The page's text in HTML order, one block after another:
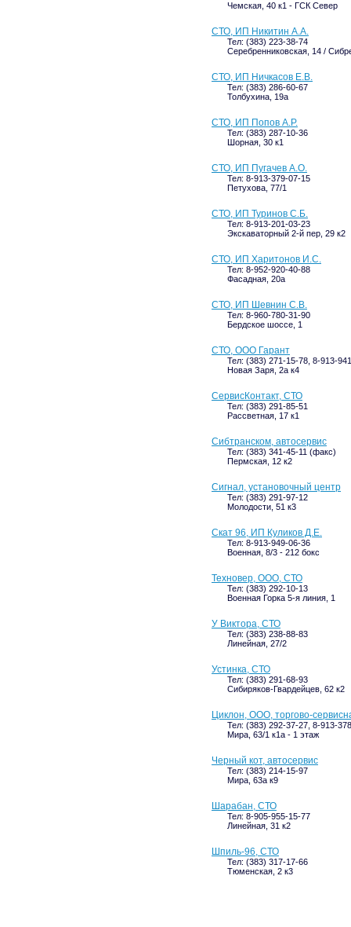
Чемская, 40 к1 - ГСК Север
СТО, ИП Никитин А.А.
Тел: (383) 223-38-74
Серебренниковская, 14 /
СТО, ИП Ничкасов Е.В.
Тел: (383) 286-60-67
Толбухина, 19а
СТО, ИП Попов А.Р.
Тел: (383) 287-10-36
Шорная, 30 к1
СТО, ИП Пугачев А.О.
Тел: 8-913-379-07-15
Петухова, 77/1
СТО, ИП Туринов С.Б.
Тел: 8-913-201-03-23
Экскаваторный 2-й пер, 29 к2
СТО, ИП Харитонов И.С.
Тел: 8-952-920-40-88
Фасадная, 20а
СТО, ИП Шевнин С.В.
Тел: 8-960-780-31-90
Бердское шоссе, 1
СТО, ООО Гарант
Тел: (383) 271-15-78, 8-913-
Новая Заря, 2а к4
СервисКонтакт, СТО
Тел: (383) 291-85-51
Рассветная, 17 к1
Сибтранском, автосервис
Тел: (383) 341-45-11 (факс)
Пермская, 12 к2
Сигнал, установочный центр
Тел: (383) 291-97-12
Молодости, 51 к3
Скат 96, ИП Куликов Д.Е.
Тел: 8-913-949-06-36
Военная, 8/3 - 212 бокс
Техновер, ООО, СТО
Тел: (383) 292-10-13
Военная Горка 5-я линия, 1
У Виктора, СТО
Тел: (383) 238-88-83
Линейная, 27/2
Устинка, СТО
Тел: (383) 291-68-93
Сибиряков-Гвардейцев, 62 к2
Циклон, ООО, торгово-
Тел: (383) 292-37-27, 8-913-
Мира, 63/1 к1а - 1 этаж
Черный кот, автосервис
Тел: (383) 214-15-97
Мира, 63а к9
Шарабан, СТО
Тел: 8-905-955-15-77
Линейная, 31 к2
Шпиль-96, СТО
Тел: (383) 317-17-66
Тюменская, 2 к3